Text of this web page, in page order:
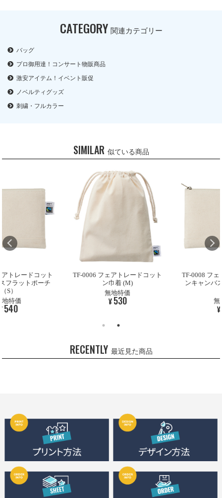
CATEGORY 関連カテゴリー
バッグ
プロ御用達！コンサート物販商品
激安アイテム！イベント販促
ノベルティグッズ
刺繍・フルカラー
SIMILAR 似ている商品
レードコット
ラットポーチ
）
特価
TF-0006 フェアトレードコット
ン巾着 (M)
無地特価
530
TF-0008 フェ
ンキャンバス
無
RECENTLY 最近見た商品